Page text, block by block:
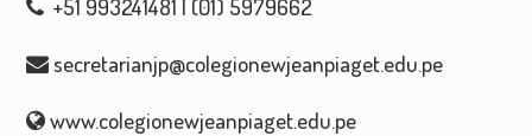
+51 993241481 | (01) 5979662
secretarianjp@colegionewjeanpiaget.edu.pe
www.colegionewjeanpiaget.edu.pe